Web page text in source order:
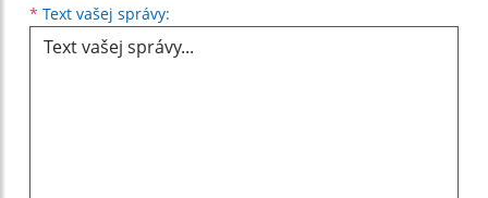
* Text vašej správy: